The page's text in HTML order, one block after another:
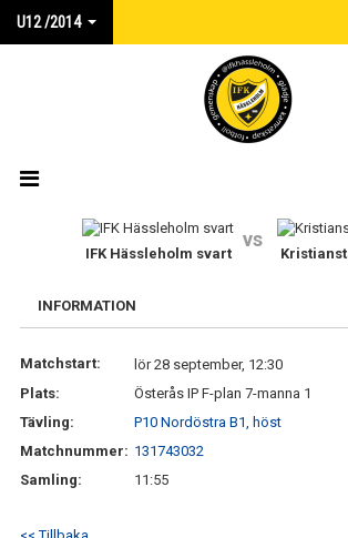
U12 /2014
TRUPPEN
MATCHER
KONTAKT
IFK Hässleholm svart
vs
INFORMATION
Matchstart:
lör 28 september, 12:30
Plats:
Österås IP F-plan 7-manna 1
Tävling:
P10 Nordöstra B1, höst
Matchnummer: 131743032
Samling:
11:55